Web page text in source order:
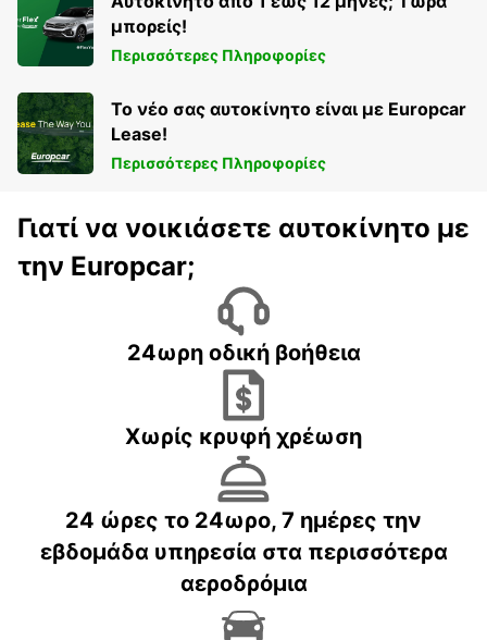
μπορείς!
Περισσότερες Πληροφορίες
Το νέο σας αυτοκίνητο είναι με Europcar
Lease!
Περισσότερες Πληροφορίες
Γιατί να νοικιάσετε αυτοκίνητο με
την Europcar;
24ωρη οδική βοήθεια
Χωρίς κρυφή χρέωση
24 ώρες το 24ωρο, 7 ημέρες την
εβδομάδα υπηρεσία στα περισσότερα
αεροδρόμια